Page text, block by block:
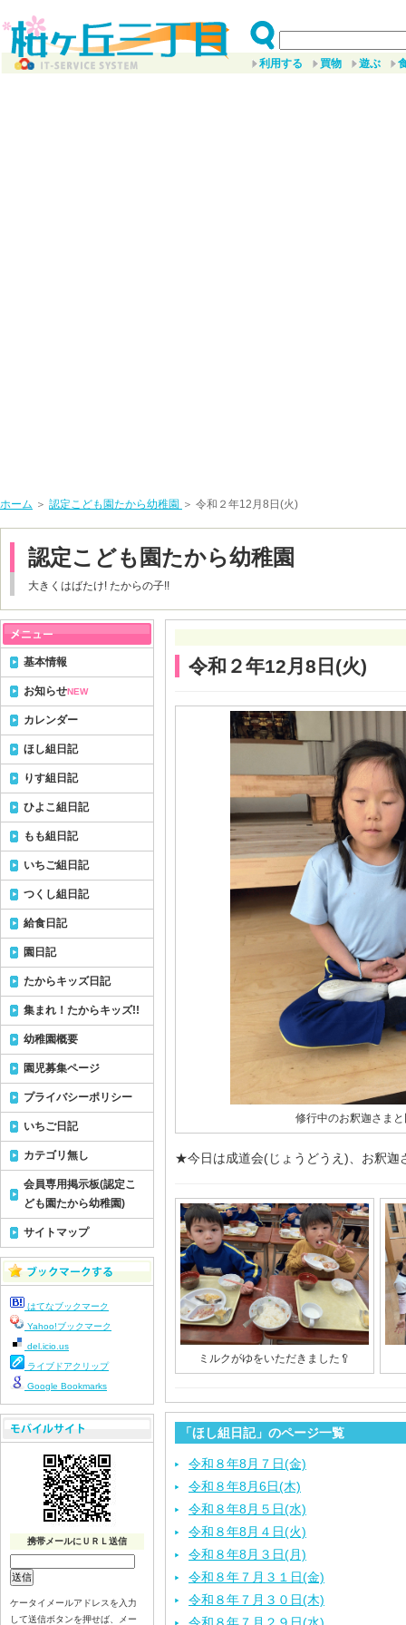
利用する 買物 遊ぶ
ホーム ＞ 認定こども園たから幼稚園 ＞ 令和２年12月8日(火)
認定こども園たから幼稚園
大きくはばたけ! たからの子!!
令和２年12月8日(火)
修行中のお釈迦さま
★今日は成道会(じょうどうえ)、お釈迦
ミルクがゆをいただきました🥄
「ほし組日記」のページ一覧
令和８年8月７日(金)
令和８年8月6日(木)
令和８年8月５日(水)
令和８年8月４日(火)
令和８年8月３日(月)
令和８年７月３１日(金)
令和８年７月３０日(木)
基本情報
お知らせNEW
カレンダー
ほし組日記
りす組日記
ひよこ組日記
もも組日記
いちご組日記
つくし組日記
給食日記
園日記
たからキッズ日記
集まれ！たからキッズ!!
幼稚園概要
園児募集ページ
プライバシーポリシー
いちご日記
カテゴリ無し
会員専用掲示板(認定こ
ども園たから幼稚園)
サイトマップ
はてなブックマーク
Yahoo!ブックマーク
del.icio.us
ライブドアクリップ
Google Bookmarks
携帯メールにＵＲＬ送信
ケータイメールアドレスを入力
して送信ボタンを押せば、メー